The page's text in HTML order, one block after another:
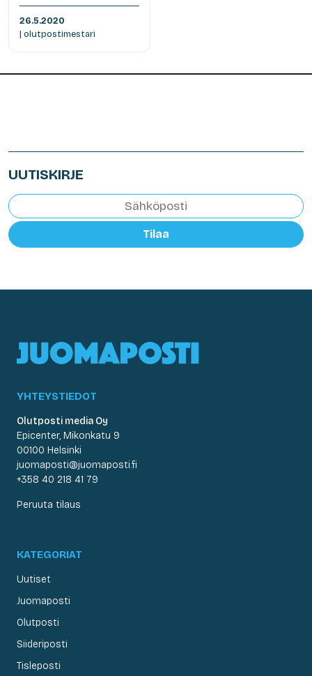
26.5.2020
| olutpostimestari
UUTISKIRJE
Tilaa
YHTEYSTIEDOT
Olutposti media Oy
Epicenter, Mikonkatu 9
00100 Helsinki
juomaposti@juomaposti.fi
+358 40 218 41 79
Peruuta tilaus
KATEGORIAT
Uutiset
Juomaposti
Olutposti
Siideriposti
Tisleposti